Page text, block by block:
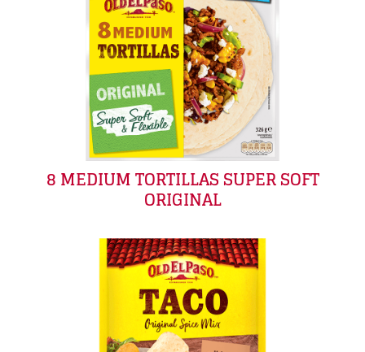
8 MEDIUM TORTILLAS SUPER SOFT
ORIGINAL